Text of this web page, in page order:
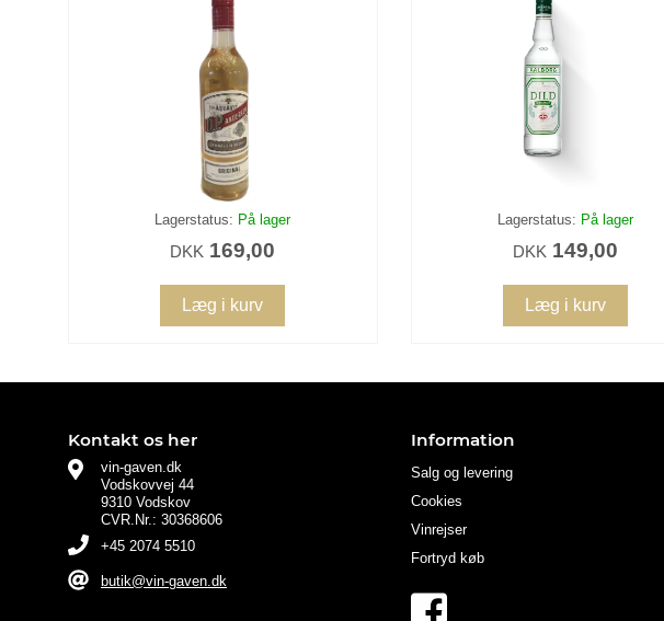
Lagerstatus: På lager
DKK 169,00
Læg i kurv
Lagerstatus: På lager
DKK 149,00
Læg i kurv
Kontakt os her
vin-gaven.dk
Vodskovvej 44
9310 Vodskov
CVR.Nr.: 30368606
+45 2074 5510
butik@vin-gaven.dk
Information
Salg og levering
Cookies
Vinrejser
Fortryd køb